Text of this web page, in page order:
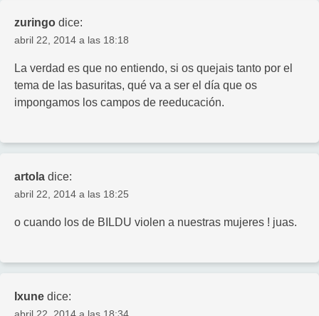
zuringo dice:
abril 22, 2014 a las 18:18
La verdad es que no entiendo, si os quejais tanto por el
tema de las basuritas, qué va a ser el día que os
impongamos los campos de reeducación.
artola dice:
abril 22, 2014 a las 18:25
o cuando los de BILDU violen a nuestras mujeres ! juas.
Ixune dice: